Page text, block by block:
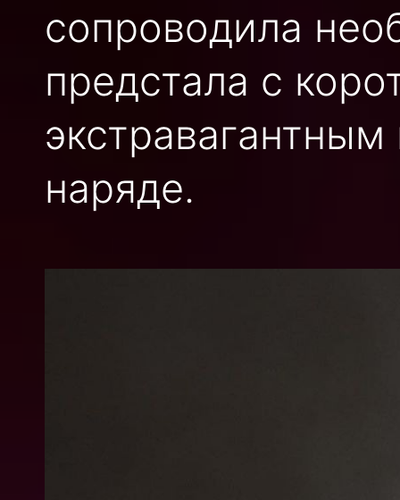
сопроводила
предстала с
наряде.